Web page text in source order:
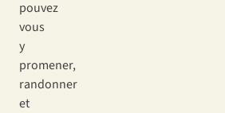
pouvez
vous
y
promener,
randonner
et